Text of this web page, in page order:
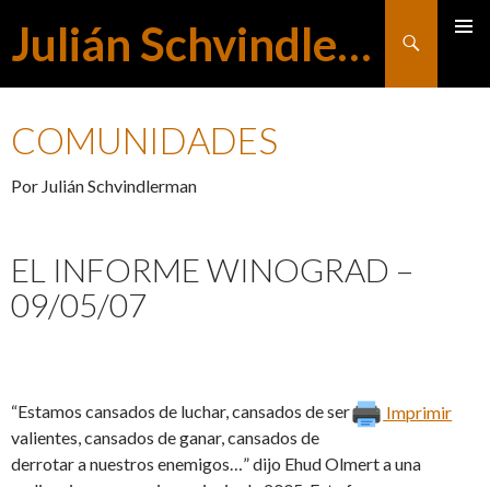
Julián Schvindlerman
Buscar
COMUNIDADES
Por Julián Schvindlerman
EL INFORME WINOGRAD –
09/05/07
Imprimir
“Estamos cansados de luchar, cansados de ser
valientes, cansados de ganar, cansados de
derrotar a nuestros enemigos…” dijo Ehud Olmert a una